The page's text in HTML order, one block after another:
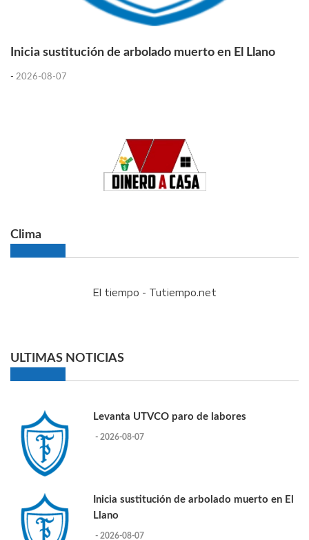
Inicia sustitución de arbolado muerto en El Llano
- 2026-08-07
Clima
El tiempo - Tutiempo.net
ULTIMAS NOTICIAS
Levanta UTVCO paro de labores
- 2026-08-07
Inicia sustitución de arbolado muerto en El
Llano
- 2026-08-07